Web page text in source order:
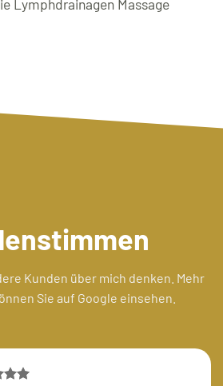
Lymphdrainagen Massage
Kunden über mich denken. Mehr
Sie auf Google einsehen.